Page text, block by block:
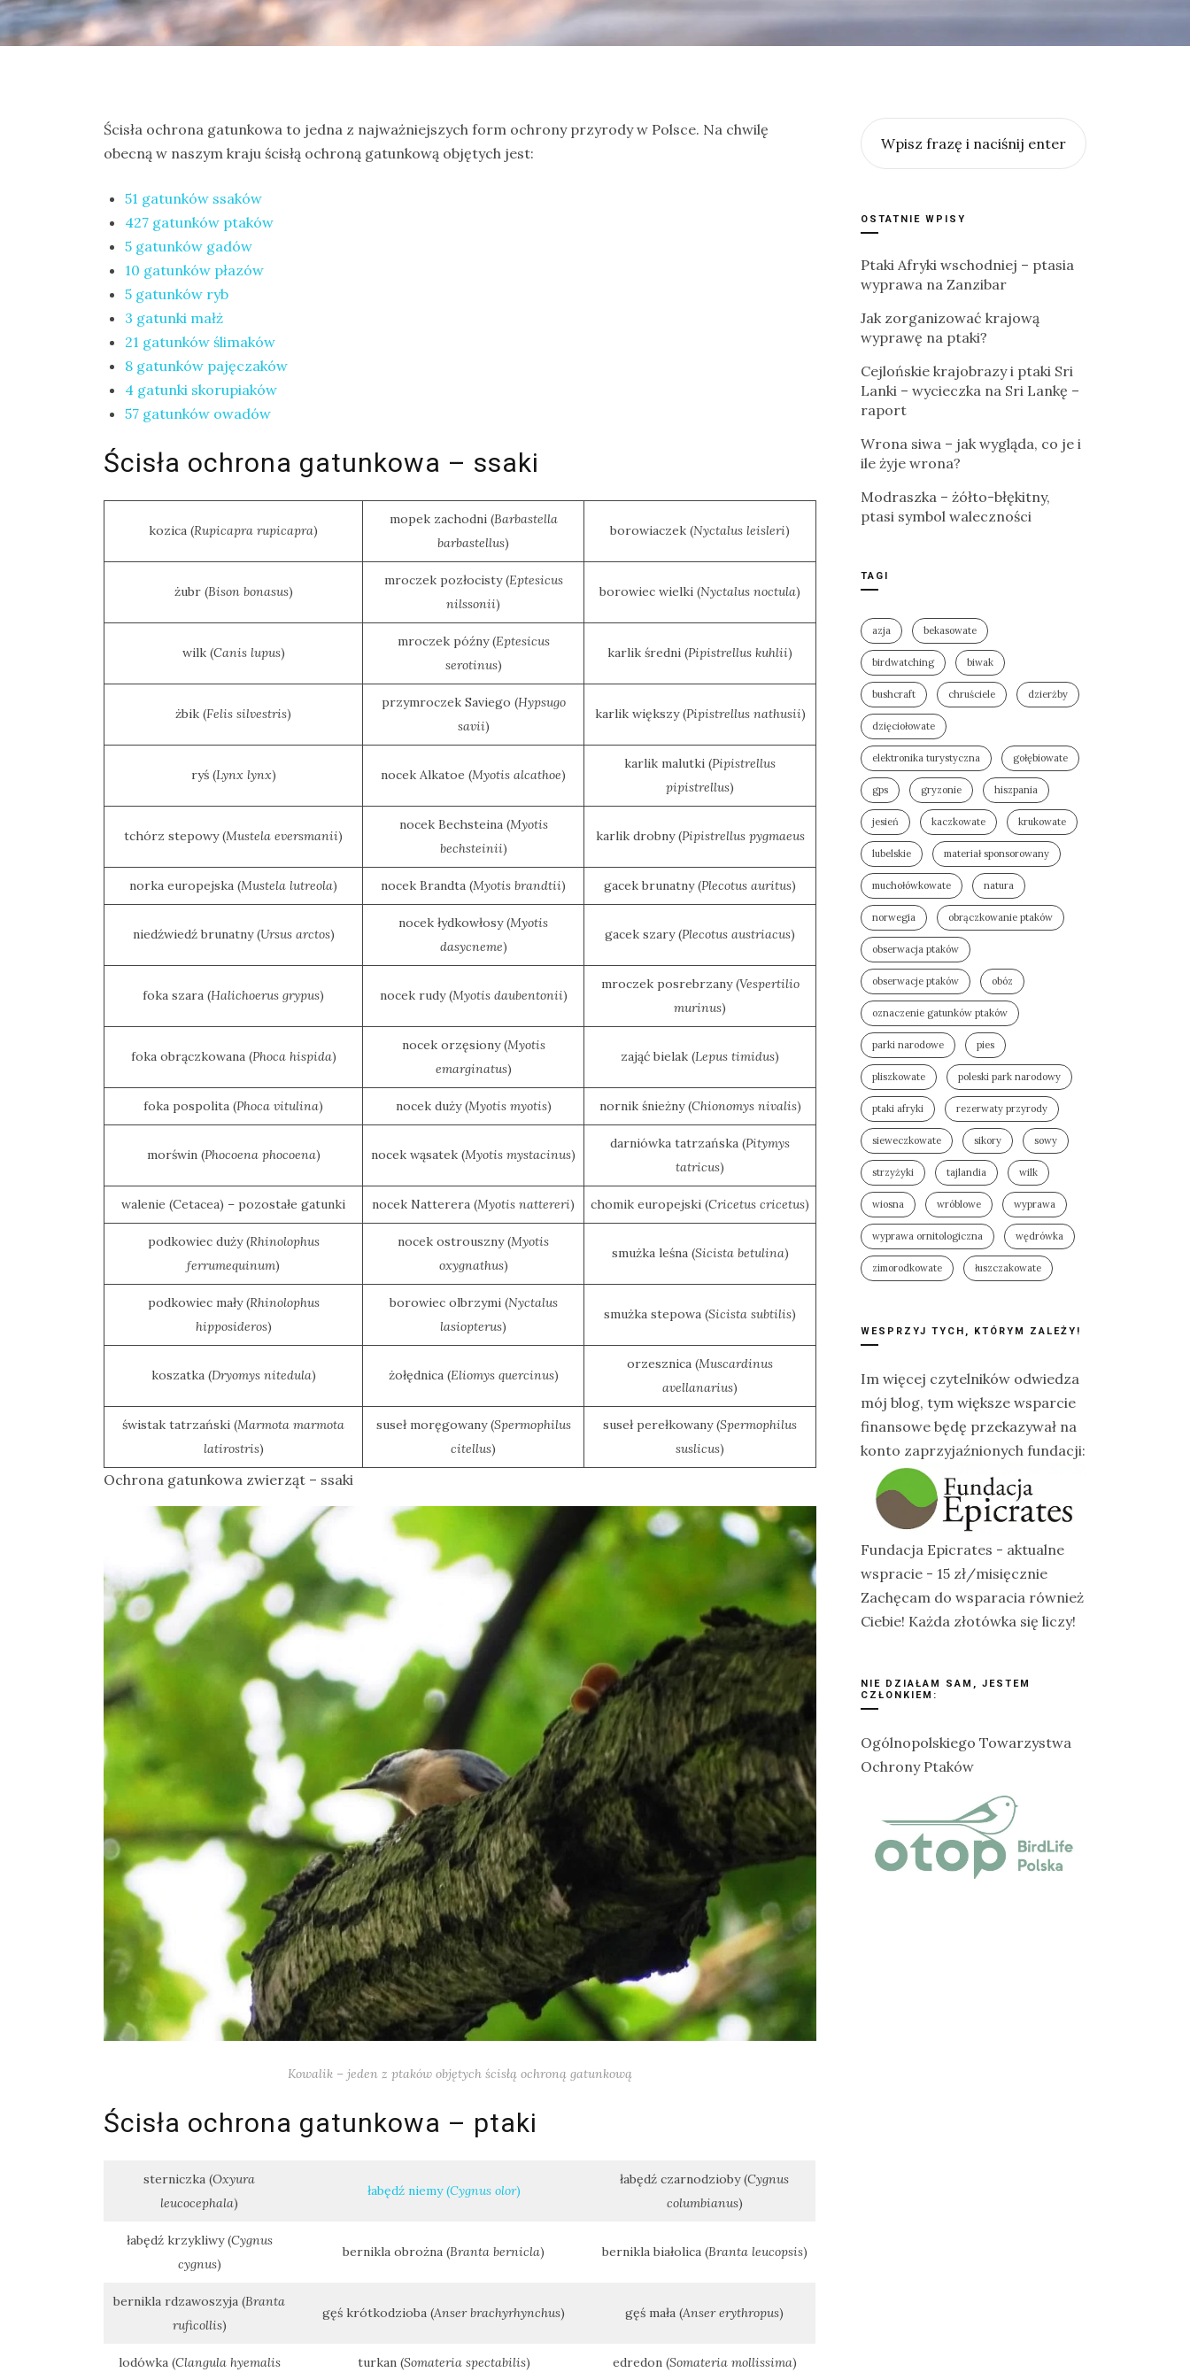
Ścisła ochrona gatunkowa to jedna z najważniejszych form ochrony przyrody w Polsce. Na chwilę
obecną w naszym kraju ścisłą ochroną gatunkową objętych jest:
51 gatunków ssaków
427 gatunków ptaków
5 gatunków gadów
10 gatunków płazów
5 gatunków ryb
3 gatunki małż
21 gatunków ślimaków
8 gatunków pajęczaków
4 gatunki skorupiaków
57 gatunków owadów
Ścisła ochrona gatunkowa – ssaki
kozica (Rupicapra rupicapra)
mopek zachodni (Barbastella
barbastellus)
borowiaczek (Nyctalus leisleri)
żubr (Bison bonasus)
mroczek pozłocisty (Eptesicus
nilssonii)
borowiec wielki (Nyctalus noctula)
wilk (Canis lupus)
mroczek późny (Eptesicus
serotinus)
karlik średni (Pipistrellus kuhlii)
żbik (Felis silvestris)
przymroczek Saviego (Hypsugo
savii)
karlik większy (Pipistrellus nathusii)
ryś (Lynx lynx) nocek Alkatoe (Myotis alcathoe)
karlik malutki (Pipistrellus
pipistrellus)
tchórz stepowy (Mustela eversmanii)
nocek Bechsteina (Myotis
bechsteinii)
karlik drobny (Pipistrellus pygmaeus
norka europejska (Mustela lutreola) nocek Brandta (Myotis brandtii) gacek brunatny (Plecotus auritus)
niedźwiedź brunatny (Ursus arctos)
nocek łydkowłosy (Myotis
dasycneme)
gacek szary (Plecotus austriacus)
foka szara (Halichoerus grypus) nocek rudy (Myotis daubentonii)
mroczek posrebrzany (Vespertilio
murinus)
foka obrączkowana (Phoca hispida)
nocek orzęsiony (Myotis
emarginatus)
zająć bielak (Lepus timidus)
foka pospolita (Phoca vitulina) nocek duży (Myotis myotis) nornik śnieżny (Chionomys nivalis)
morświn (Phocoena phocoena) nocek wąsatek (Myotis mystacinus)
darniówka tatrzańska (Pitymys
tatricus)
walenie (Cetacea) – pozostałe gatunki nocek Natterera (Myotis nattereri) chomik europejski (Cricetus cricetus)
podkowiec duży (Rhinolophus
ferrumequinum)
nocek ostrouszny (Myotis
oxygnathus)
smużka leśna (Sicista betulina)
podkowiec mały (Rhinolophus
hipposideros)
borowiec olbrzymi (Nyctalus
lasiopterus)
smużka stepowa (Sicista subtilis)
koszatka (Dryomys nitedula) żołędnica (Eliomys quercinus)
orzesznica (Muscardinus
avellanarius)
świstak tatrzański (Marmota marmota
latirostris)
suseł moręgowany (Spermophilus
citellus)
suseł perełkowany (Spermophilus
suslicus)
Ochrona gatunkowa zwierząt – ssaki
Kowalik – jeden z ptaków objętych ścisłą ochroną gatunkową
Ścisła ochrona gatunkowa – ptaki
sterniczka (Oxyura
leucocephala)
łabędź niemy (Cygnus olor)
łabędź czarnodzioby (Cygnus
columbianus)
łabędź krzykliwy (Cygnus
cygnus)
bernikla obrożna (Branta bernicla) bernikla białolica (Branta leucopsis)
bernikla rdzawoszyja (Branta
ruficollis)
gęś krótkodzioba (Anser brachyrhynchus) gęś mała (Anser erythropus)
lodówka (Clangula hyemalis turkan (Somateria spectabilis) edredon (Somateria mollissima)
OSTATNIE WPISY
Ptaki Afryki wschodniej – ptasia
wyprawa na Zanzibar
Jak zorganizować krajową
wyprawę na ptaki?
Cejlońskie krajobrazy i ptaki Sri
Lanki – wycieczka na Sri Lankę –
raport
Wrona siwa – jak wygląda, co je i
ile żyje wrona?
Modraszka – żółto-błękitny,
ptasi symbol waleczności
TAGI
azja bekasowate
birdwatching biwak
bushcraft chruściele dzierżby
dzięciołowate
elektronika turystyczna gołębiowate
gps gryzonie hiszpania
jesień kaczkowate krukowate
lubelskie materiał sponsorowany
muchołówkowate natura
norwegia obrączkowanie ptaków
obserwacja ptaków
obserwacje ptaków obóz
oznaczenie gatunków ptaków
parki narodowe pies
pliszkowate poleski park narodowy
ptaki afryki rezerwaty przyrody
sieweczkowate sikory sowy
strzyżyki tajlandia wilk
wiosna wróblowe wyprawa
wyprawa ornitologiczna wędrówka
zimorodkowate łuszczakowate
WESPRZYJ TYCH, KTÓRYM ZALEŻY!
Im więcej czytelników odwiedza
mój blog, tym większe wsparcie
finansowe będę przekazywał na
konto zaprzyjaźnionych fundacji:
Fundacja Epicrates - aktualne
wspracie - 15 zł/misięcznie
Zachęcam do wsparacia również
Ciebie! Każda złotówka się liczy!
NIE DZIAŁAM SAM, JESTEM
CZŁONKIEM:
Ogólnopolskiego Towarzystwa
Ochrony Ptaków
Zanzibar